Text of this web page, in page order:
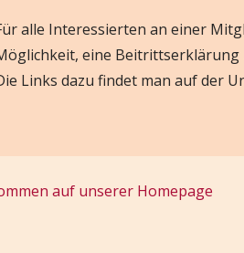
alle Interessierten an einer
eine Beitrittserklärung
Links dazu findet man auf der
auf unserer Homepage